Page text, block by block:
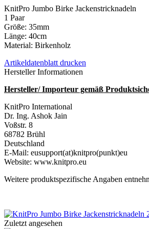
KnitPro Jumbo Birke Jackenstricknadeln
1 Paar
Größe: 35mm
Länge: 40cm
Material: Birkenholz
Artikeldatenblatt drucken
Hersteller Informationen
Hersteller/ Importeur gemäß
KnitPro International
Dr. Ing. Ashok Jain
Voßstr. 8
68782 Brühl
Deutschland
E-Mail: eusupport(at)knitpro(punkt)eu
Website: www.knitpro.eu
Weitere produktspezifische Angaben
Zuletzt angesehen